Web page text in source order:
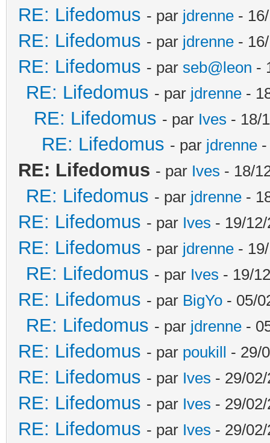
RE: Lifedomus - par jdrenne -
RE: Lifedomus - par jdrenne -
RE: Lifedomus - par seb@leon -
RE: Lifedomus - par jdrenne -
RE: Lifedomus - par Ives - 18/
RE: Lifedomus - par jdrenne
RE: Lifedomus - par Ives - 18/
RE: Lifedomus - par jdrenne -
RE: Lifedomus - par Ives - 19/
RE: Lifedomus - par jdrenne -
RE: Lifedomus - par Ives - 19/
RE: Lifedomus - par BigYo - 05/
RE: Lifedomus - par jdrenne -
RE: Lifedomus - par poukill - 29/
RE: Lifedomus - par Ives - 29/
RE: Lifedomus - par Ives - 29/
RE: Lifedomus - par Ives - 29/